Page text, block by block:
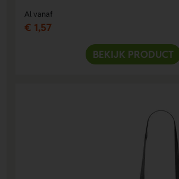
Al vanaf
€ 1,57
BEKIJK PRODUCT